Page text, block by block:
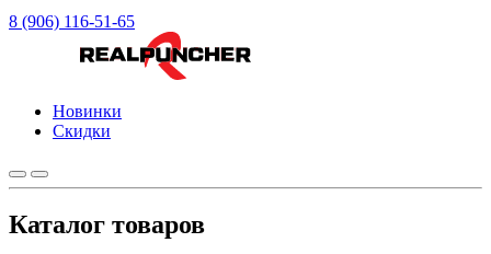
8 (906) 116-51-65
Новинки
Скидки
Каталог товаров